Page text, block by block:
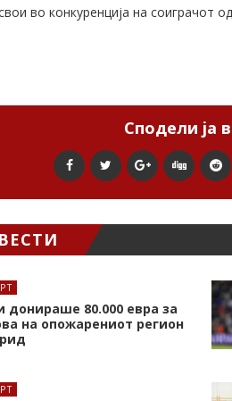
во конкуренција на
Сподели ја
донираше 80.000 евра за
на опожарениот регион